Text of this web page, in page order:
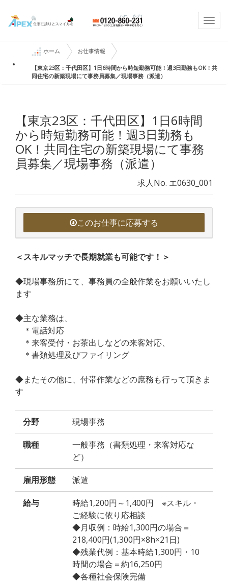
ホーム お仕事情報
【東京23区：千代田区】1日6時間から時短勤務可能！週3日勤務もOK！共
同住宅の新築現場にて事務員募集／現場事務（派遣）
【東京23区：千代田区】1日6時間
から時短勤務可能！週3日勤務も
OK！共同住宅の新築現場にて事務
員募集／現場事務（派遣）
求人No. エ0630_001
このお仕事に応募する
＜スキルマッチで長期就業も可能です！＞
◆現場事務所にて、事務員の全般作業をお願いいたし
ます
◆主な業務は、
＊電話対応
＊来客受付・お茶出しなどの来客対応、
＊書類処理及びファイリング
◆またその他に、付帯作業などの庶務も行って頂きま
す
分野 現場事務
職種
一般事務（書類処理・来客対応な
ど）
雇用形態 派遣
給与
時給1,200円～1,400円 ※スキル・
ご経験に依り応相談
◆月収例：時給1,300円の場合＝
218,400円(1,300円×8h×21日)
◆残業代例：基本時給1,300円・10
時間の場合＝約16,250円
◆各種社会保険完備